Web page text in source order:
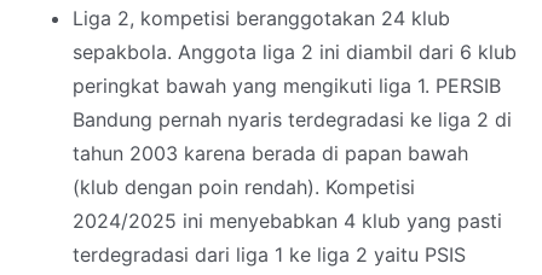
Liga 2, kompetisi beranggotakan 24 klub
sepakbola. Anggota liga 2 ini diambil dari 6 klub
peringkat bawah yang mengikuti liga 1. PERSIB
Bandung pernah nyaris terdegradasi ke liga 2 di
tahun 2003 karena berada di papan bawah
(klub dengan poin rendah). Kompetisi
2024/2025 ini menyebabkan 4 klub yang pasti
terdegradasi dari liga 1 ke liga 2 yaitu PSIS